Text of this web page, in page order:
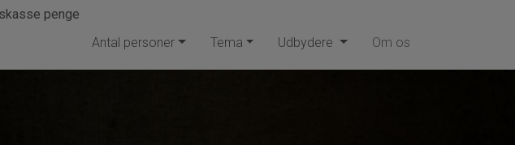
penge
Antal personer
Tema Udbydere Om os